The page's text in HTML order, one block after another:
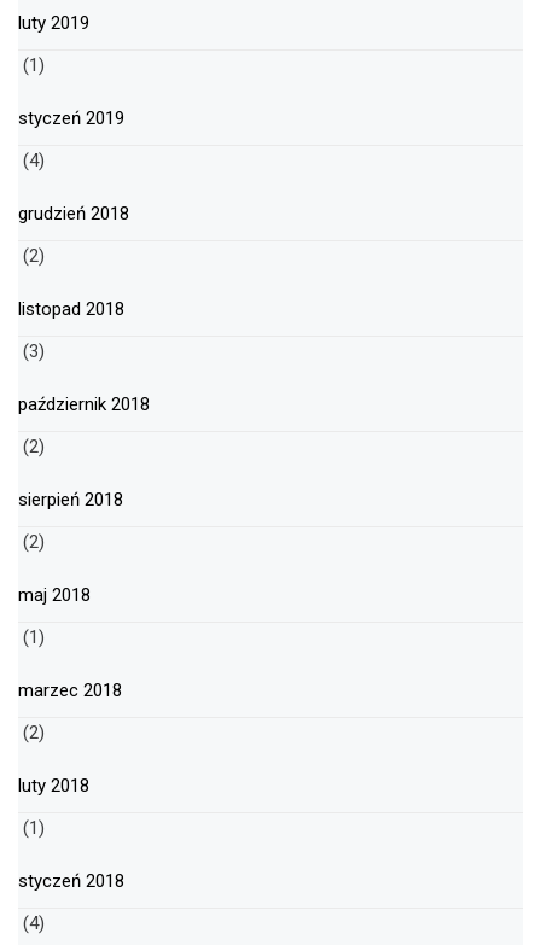
luty 2019
(1)
styczeń 2019
(4)
grudzień 2018
(2)
listopad 2018
(3)
październik 2018
(2)
sierpień 2018
(2)
maj 2018
(1)
marzec 2018
(2)
luty 2018
(1)
styczeń 2018
(4)